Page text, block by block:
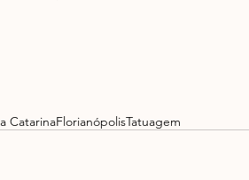
CatarinaFlorianópolisTatuagem